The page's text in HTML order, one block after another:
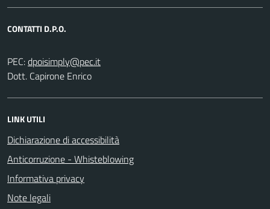
CONTATTI D.P.O.
PEC:
Dott. Capirone Enrico
LINK UTILI
Dichiarazione di accessibilità
Anticorruzione - Whisteblowing
Informativa privacy
Note legali